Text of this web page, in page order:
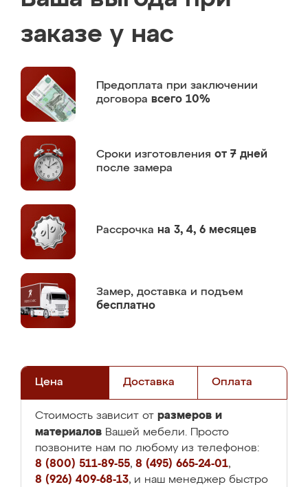
заказе у нас
Предоплата при заключении
договора всего 10%
Сроки изготовления от 7 дней
после замера
Рассрочка на 3, 4, 6 месяцев
Замер, доставка и подъем
бесплатно
Цена Доставка Оплата
Стоимость зависит от размеров и
материалов Вашей мебели. Просто
позвоните нам по любому из телефонов:
8 (800) 511-89-55, 8 (495) 665-24-01,
8 (926) 409-68-13, и наш менеджер быстро